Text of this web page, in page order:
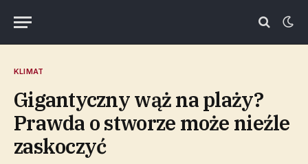
KLIMAT
Gigantyczny wąż na plaży?
Prawda o stworze może nieźle
zaskoczyć